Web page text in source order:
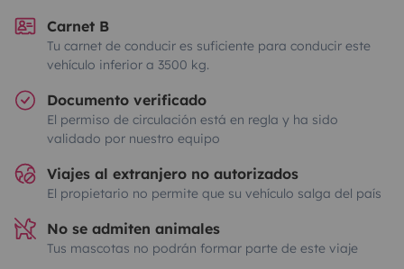
Carnet B
Tu carnet de conducir es suficiente para conducir este
vehículo inferior a 3500 kg.
Documento verificado
El permiso de circulación está en regla y ha sido
validado por nuestro equipo
Viajes al extranjero no autorizados
El propietario no permite que su vehículo salga del país
No se admiten animales
Tus mascotas no podrán formar parte de este viaje